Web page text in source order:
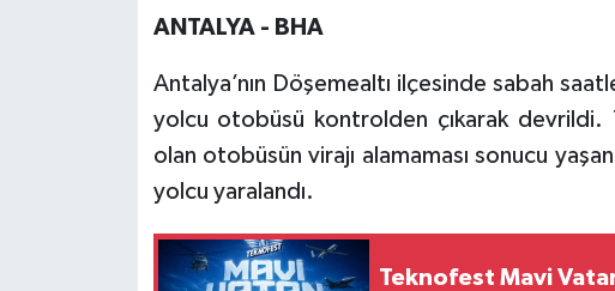
ANTALYA - BHA
Antalya’nın Döşemealtı ilçesinde sabah
yolcu otobüsü kontrolden çıkarak devrildi.
olan otobüsün virajı alamaması sonucu
yolcu yaralandı.
Teknofest Mavi